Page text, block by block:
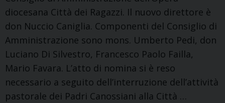
diocesana Città dei Ragazzi. Il nuovo direttore è
don Nuccio Caniglia. Componenti del Consiglio di
Amministrazione sono mons. Umberto Pedi, don
Luciano Di Silvestro, Francesco Paolo Failla,
Mario Favara. L’atto di nomina si è reso
necessario a seguito dell’interruzione dell’attività
pastorale dei Padri Canossiani alla Città …